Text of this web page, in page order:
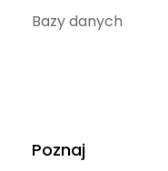
Bazy danych
Poznaj